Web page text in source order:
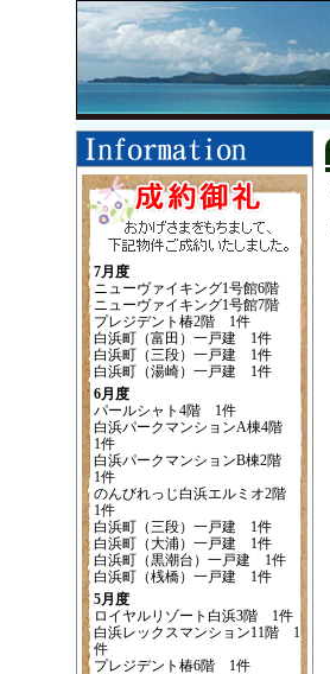
7月度
ニューヴァイキング1号館6階
ニューヴァイキング1号館7階
プレジデント椿2階 1件
白浜町（富田）一戸建 1件
白浜町（三段）一戸建 1件
白浜町（湯崎）一戸建 1件
6月度
パールシャト4階 1件
白浜パークマンションA棟4階
1件
白浜パークマンションB棟2階
1件
のんびれっじ白浜エルミオ2階
1件
白浜町（三段）一戸建 1件
白浜町（大浦）一戸建 1件
白浜町（黒潮台）一戸建 1件
白浜町（桟橋）一戸建 1件
5月度
ロイヤルリゾート白浜3階 1件
白浜レックスマンション11階 1
件
プレジデント椿6階 1件